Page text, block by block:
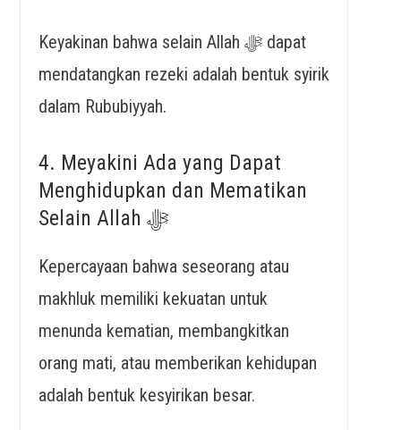
Keyakinan bahwa selain Allah ﷻ dapat
mendatangkan rezeki adalah bentuk syirik
dalam Rububiyyah.
4. Meyakini Ada yang Dapat
Menghidupkan dan Mematikan
Selain Allah ﷻ
Kepercayaan bahwa seseorang atau
makhluk memiliki kekuatan untuk
menunda kematian, membangkitkan
orang mati, atau memberikan kehidupan
adalah bentuk kesyirikan besar.